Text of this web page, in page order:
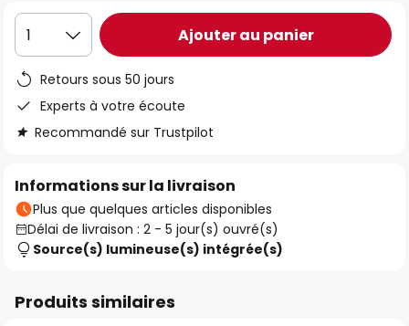
1 Ajouter au panier
Retours sous 50 jours
Experts à votre écoute
Recommandé sur Trustpilot
Informations sur la livraison
Plus que quelques articles disponibles
Délai de livraison : 2 - 5 jour(s) ouvré(s)
Source(s) lumineuse(s) intégrée(s)
Produits similaires